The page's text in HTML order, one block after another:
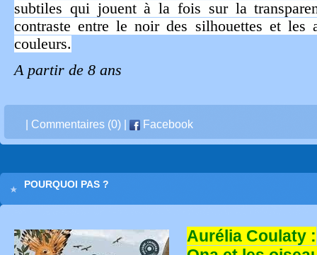
subtiles qui jouent à la fois sur la
contraste entre le noir des silhouettes et les
couleurs.
A partir de 8 ans
Commentaires (0) Facebook
POURQUOI PAS ?
Aurélia Coulaty :